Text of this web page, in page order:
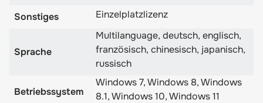
Sonstiges Einzelplatzlizenz
Sprache
Multilanguage, deutsch, englisch,
französisch, chinesisch, japanisch,
russisch
Betriebssystem
Windows 7, Windows 8, Windows
8.1, Windows 10, Windows 11